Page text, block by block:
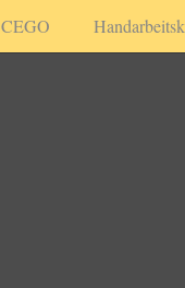
CEGO